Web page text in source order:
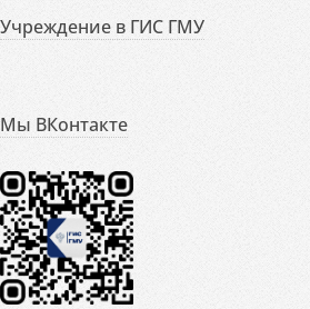
Учреждение в ГИС ГМУ
Мы ВКонтакте